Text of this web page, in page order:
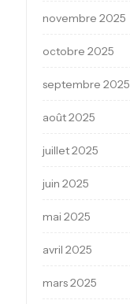
novembre 2025
octobre 2025
septembre 2025
août 2025
juillet 2025
juin 2025
mai 2025
avril 2025
mars 2025